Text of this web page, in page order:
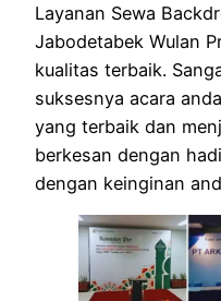
Layanan Sewa
Jabodetabek Wulan
kualitas terbaik.
suksesnya acara
yang terbaik dan
berkesan dengan
dengan keinginan